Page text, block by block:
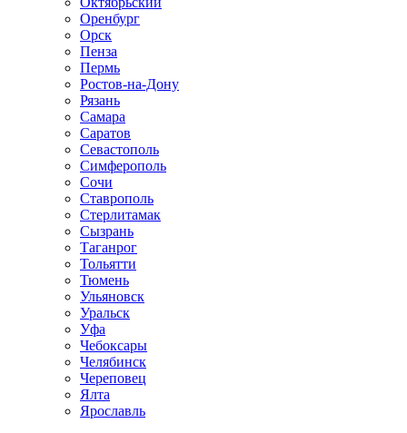
Оренбург
Орск
Пенза
Пермь
Ростов-на-Дону
Рязань
Самара
Саратов
Севастополь
Симферополь
Сочи
Ставрополь
Стерлитамак
Сызрань
Таганрог
Тольятти
Тюмень
Ульяновск
Уральск
Уфа
Чебоксары
Челябинск
Череповец
Ялта
Ярославль